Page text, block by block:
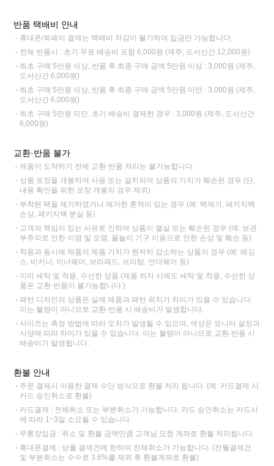
반품 택배비 안내
휴대폰/쓱페이 결제는 택배비 차감이 불가하여 입금만 가능합니다.
전체 반품시 : 초기 무료 배송비 포함 6,000원 (제주, 도서산간 12,000원)
최초 구매 5만원 이상, 반품 후 최종 구매 금액 5만원 이상 : 3,000원 (제주,
도서산간 6,000원)
최초 구매 5만원 이상, 반품 후 최종 구매 금액 5만원 미만 : 3,000원 (제주,
도서산간 6,000원)
최초 구매 5만원 미만, 초기 배송비 결제한 경우 : 3,000원 (제주, 도서산간
6,000원)
교환·반품 불가
제품이 도착하기 전에 교환·반품 처리는 불가능합니다.
상품 포장을 개봉하여 사용 또는 설치되어 상품의 가치가 훼손된 경우 (단,
내용 확인을 위한 포장 개봉의 경우 제외)
부착된 택을 제거하였거나 제거한 흔적이 있는 경우 (예: 택제거, 패키지백
손상, 패키지백 분실 등)
고객의 책임이 있는 사유로 인하여 상품이 멸실 또는 훼손된 경우 (예: 보관
부주의로 인한 이염 및 오염, 물놀이 기구 이용으로 인한 손상 및 훼손 등)
착용과 동시에 제품의 제품 가치가 현저히 감소하는 상품의 경우 (예: 레깅
스, 비키니, 이너웨어, 브라패드, 브라탑, 언더웨어 등)
이미 세탁 및 착용, 수선한 상품 (제품 하자 시에도 세탁 및 착용, 수선한 상
품은 교환·반품이 불가능합니다.)
패턴 디자인의 상품은 실제 제품과 패턴 위치가 차이가 있을 수 있습니다.
이는 불량이 아니므로 교환·반품 시 배송비가 발생합니다.
사이즈는 측정 방법에 따라 오차가 발생될 수 있으며, 색상은 모니터 설정과
사양에 따라 차이가 있을 수 있습니다. 이는 불량이 아니므로 교환·반품 시
배송비가 발생됩니다.
환불 안내
주문 결제시 이용한 결제 수단 방식으로 환불 처리 됩니다. (예: 카드결제 시
카드 승인취소로 환불)
카드결제 : 전체취소 또는 부분취소가 가능합니다. 카드 승인취소는 카드사
에 따라 1~3일 소요될 수 있습니다.
무통장입금 : 취소 및 환불 금액만큼 고객님 요청 계좌로 환불 처리됩니다.
휴대폰결제 : 당월 결제건에 한하여 전체취소가 가능합니다. (전월결제건
및 부분취소는 수수료 3.6%를 제외 후 환불계좌로 환불)